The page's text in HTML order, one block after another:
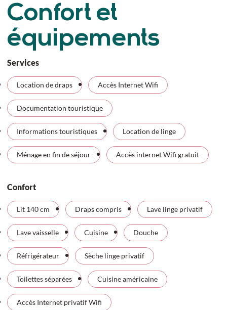
Confort et
équipements
Services
Location de draps Accès Internet Wifi
Documentation touristique
Informations touristiques Location de linge
Ménage en fin de séjour Accès internet Wifi gratuit
Confort
Lit 140 cm Draps compris Lave linge privatif
Lave vaisselle Cuisine Douche
Réfrigérateur Sèche linge privatif
Toilettes séparées Cuisine américaine
Accès Internet privatif Wifi